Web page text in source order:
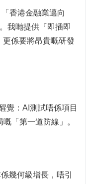
香港金融業邁向
我哋提供『即插即
係要將昂貴嘅研發
覺：AI測試唔係項目
「第一道防線」。
幾何級增長，唔引